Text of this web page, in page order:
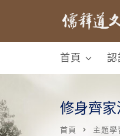
首頁 認
修身齊
首頁 主題學